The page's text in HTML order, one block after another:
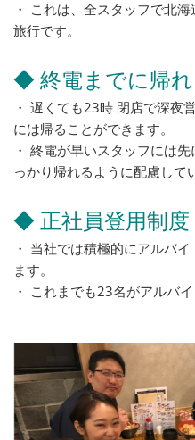
・ これは、全スタッフで北
旅行です。
◆ 終電までに帰
・ 遅くても23時 閉店で深夜
には帰ることができます。
・ 終電が早いスタッフには
っかり帰れるように配慮して
◆ 正社員登用制度
・ 当社では積極的にアルバ
ます。
・ これまでも23名がアルバ